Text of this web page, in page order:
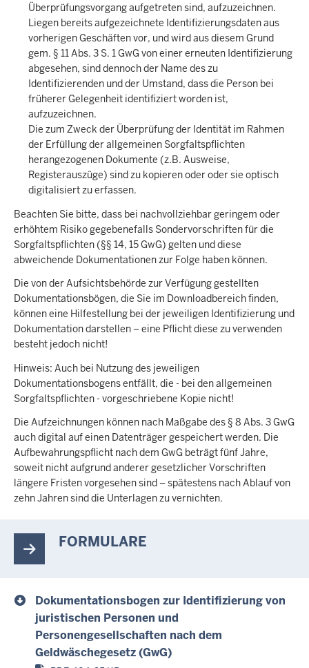
Überprüfungsvorgang aufgetreten sind, aufzuzeichnen.
Liegen bereits aufgezeichnete Identifizierungsdaten aus
vorherigen Geschäften vor, und wird aus diesem Grund
gem. § 11 Abs. 3 S. 1 GwG von einer erneuten Identifizierung
abgesehen, sind dennoch der Name des zu
Identifizierenden und der Umstand, dass die Person bei
früherer Gelegenheit identifiziert worden ist,
aufzuzeichnen.
Die zum Zweck der Überprüfung der Identität im Rahmen
der Erfüllung der allgemeinen Sorgfaltspflichten
herangezogenen Dokumente (z.B. Ausweise,
Registerauszüge) sind zu kopieren oder oder sie optisch
digitalisiert zu erfassen.
Beachten Sie bitte, dass bei nachvollziehbar geringem oder
erhöhtem Risiko gegebenefalls Sondervorschriften für die
Sorgfaltspflichten (§§ 14, 15 GwG) gelten und diese
abweichende Dokumentationen zur Folge haben können.
Die von der Aufsichtsbehörde zur Verfügung gestellten
Dokumentationsbögen, die Sie im Downloadbereich finden,
können eine Hilfestellung bei der jeweiligen Identifizierung und
Dokumentation darstellen – eine Pflicht diese zu verwenden
besteht jedoch nicht!
Hinweis: Auch bei Nutzung des jeweiligen
Dokumentationsbogens entfällt, die - bei den allgemeinen
Sorgfaltspflichten - vorgeschriebene Kopie nicht!
Die Aufzeichnungen können nach Maßgabe des § 8 Abs. 3 GwG
auch digital auf einen Datenträger gespeichert werden. Die
Aufbewahrungspflicht nach dem GwG beträgt fünf Jahre,
soweit nicht aufgrund anderer gesetzlicher Vorschriften
längere Fristen vorgesehen sind – spätestens nach Ablauf von
zehn Jahren sind die Unterlagen zu vernichten.
FORMULARE
Dokumentationsbogen zur Identifizierung von
juristischen Personen und
Personengesellschaften nach dem
Geldwäschegesetz (GwG)